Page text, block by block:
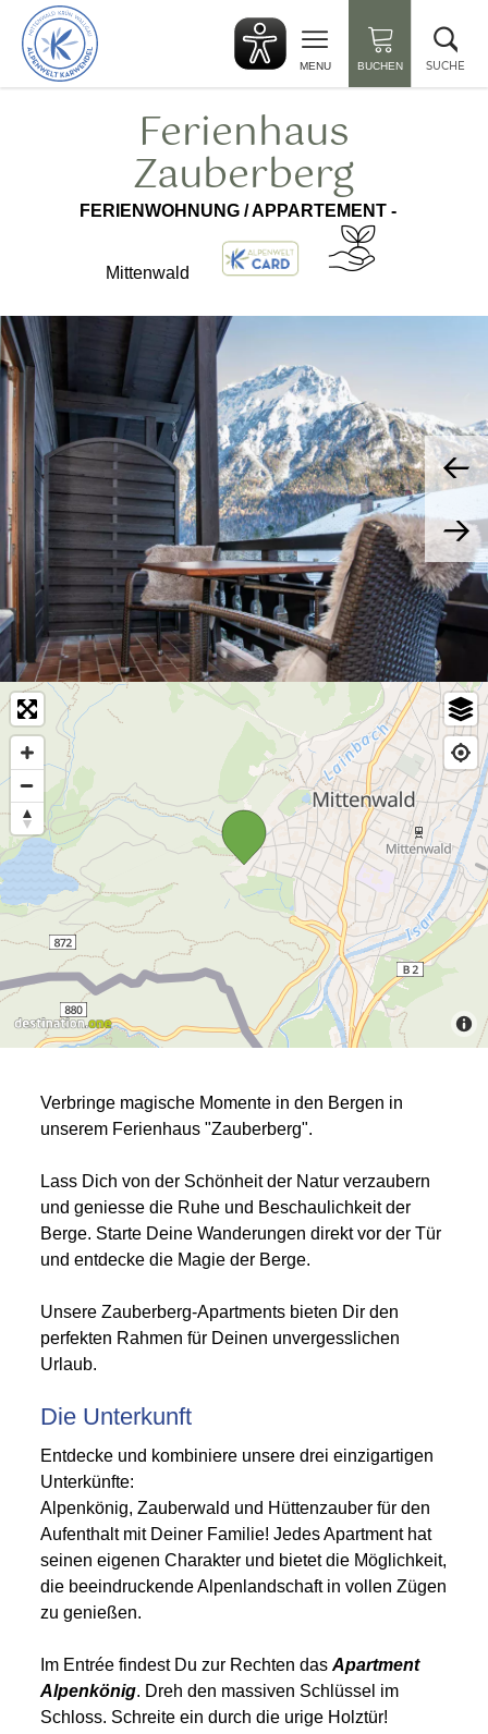
zurück
zur
Startseite
MENU BUCHEN SUCHE
Ferienhaus
Zauberberg
FERIENWOHNUNG / APPARTEMENT -
Mittenwald
Verbringe magische Momente in den Bergen in
unserem Ferienhaus "Zauberberg".
Lass Dich von der Schönheit der Natur verzaubern
und geniesse die Ruhe und Beschaulichkeit der
Berge. Starte Deine Wanderungen direkt vor der Tür
und entdecke die Magie der Berge.
Unsere Zauberberg-Apartments bieten Dir den
perfekten Rahmen für Deinen unvergesslichen
Urlaub.
Die Unterkunft
Entdecke und kombiniere unsere drei einzigartigen
Unterkünfte:
Alpenkönig, Zauberwald und Hüttenzauber für den
Aufenthalt mit Deiner Familie! Jedes Apartment hat
seinen eigenen Charakter und bietet die Möglichkeit,
die beeindruckende Alpenlandschaft in vollen Zügen
zu genießen.
Im Entrée findest Du zur Rechten dasApartment
Alpenkönig. Dreh den massiven Schlüssel im
Schloss. Schreite ein durch die urige Holztür!